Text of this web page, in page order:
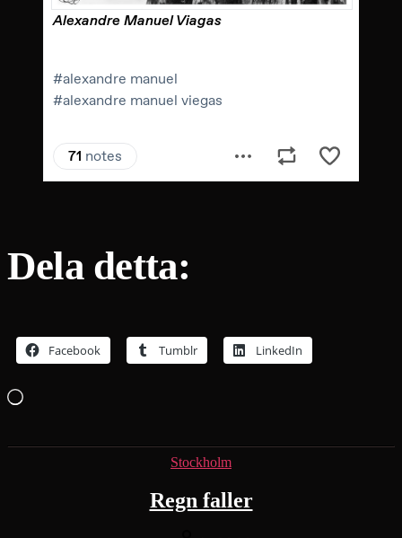
Dela detta:
Facebook Tumblr LinkedIn
Laddar
Kategorier
Stockholm
Regn faller